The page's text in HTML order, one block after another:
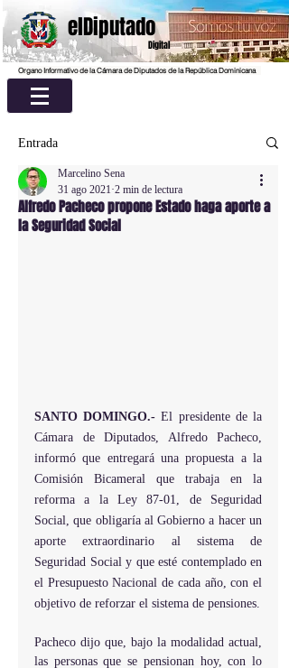
elDiputado
Digital
Organo Informativo de la Cámara de Diputados de la República Dominicana
Entrada
Alfredo Pacheco propone Estado haga aporte a
la Seguridad Social
Marcelino Sena
31 ago 2021 2 min de lectura
SANTO DOMINGO.- El presidente de la
Cámara de Diputados, Alfredo Pacheco,
informó que entregará una propuesta a la
Comisión Bicameral que trabaja en la
reforma a la Ley 87-01, de Seguridad
Social, que obligaría al Gobierno a hacer un
aporte extraordinario al sistema de
Seguridad Social y que esté contemplado en
el Presupuesto Nacional de cada año, con el
objetivo de reforzar el sistema de pensiones.
Pacheco dijo que, bajo la modalidad actual,
las personas que se pensionan hoy, con lo